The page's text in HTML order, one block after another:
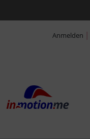
Anmelden |